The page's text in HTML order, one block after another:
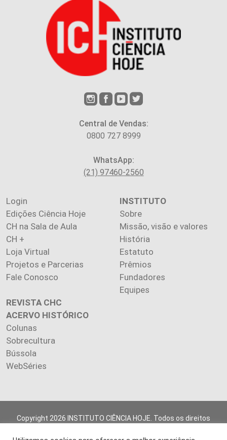
Central de Vendas:
0800 727 8999
WhatsApp:
(21) 97460-2560
Login
Edições Ciência Hoje
CH na Sala de Aula
CH +
Loja Virtual
Projetos e Parcerias
Fale Conosco
INSTITUTO
Sobre
Missão, visão e valores
História
Estatuto
Prêmios
Fundadores
Equipes
REVISTA CHC
ACERVO HISTÓRICO
Colunas
Sobrecultura
Bússola
WebSéries
Copyright 2026 INSTITUTO CIÊNCIA HOJE. Todos os direitos